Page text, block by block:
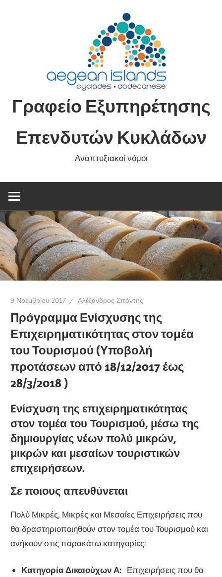
Γραφείο Εξυπηρέτησης
Επενδυτών Κυκλάδων
Αναπτυξιακοί νόμοι
9 Νοεμβρίου 2017 Αλέξανδρος Σπόντης
Πρόγραμμα Ενίσχυσης της
Επιχειρηματικότητας στον τομέα
του Τουρισμού (Υποβολή
προτάσεων από 18/12/2017 έως
28/3/2018 )
Eνίσχυση της επιχειρηματικότητας
στον τομέα του Τουρισμού, μέσω της
δημιουργίας νέων πολύ μικρών,
μικρών και μεσαίων τουριστικών
επιχειρήσεων.
Σε ποιους απευθύνεται
Πολύ Μικρές, Μικρές και Μεσαίες Επιχειρήσεις που
θα δραστηριοποιηθούν στον τομέα του Τουρισμού και
ανήκουν στις παρακάτω κατηγορίες:
Κατηγορία Δικαιούχων Α: Επιχειρήσεις που θα